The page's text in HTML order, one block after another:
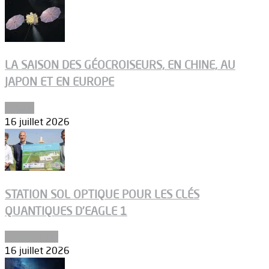
LA SAISON DES GÉOCROISEURS, EN CHINE, AU
JAPON ET EN EUROPE
16 juillet 2026
STATION SOL OPTIQUE POUR LES CLÉS
QUANTIQUES D’EAGLE 1
16 juillet 2026